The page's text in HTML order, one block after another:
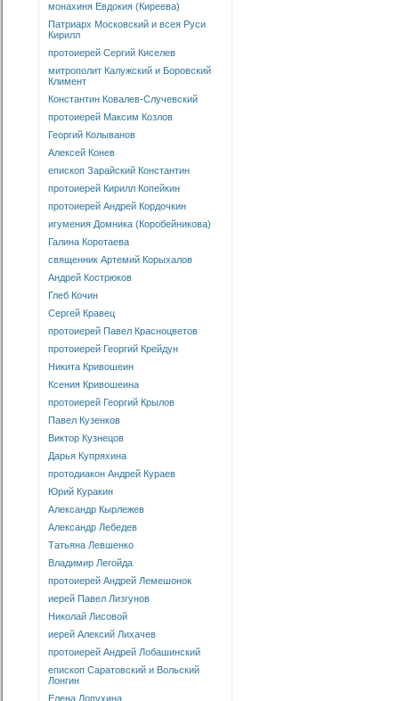
монахиня Евдокия (Киреева)
Патриарх Московский и всея Руси
Кирилл
протоиерей Сергий Киселев
митрополит Калужский и Боровский
Климент
Константин Ковалев-Случевский
протоиерей Максим Козлов
Георгий Колыванов
Алексей Конев
епископ Зарайский Константин
протоиерей Кирилл Копейкин
протоиерей Андрей Кордочкин
игумения Домника (Коробейникова)
Галина Коротаева
священник Артемий Корыхалов
Андрей Кострюков
Глеб Кочин
Сергей Кравец
протоиерей Павел Красноцветов
протоиерей Георгий Крейдун
Никита Кривошеин
Ксения Кривошеина
протоиерей Георгий Крылов
Павел Кузенков
Виктор Кузнецов
Дарья Купряхина
протодиакон Андрей Кураев
Юрий Куракин
Александр Кырлежев
Александр Лебедев
Татьяна Левшенко
Владимир Легойда
протоиерей Андрей Лемешонок
иерей Павел Лизгунов
Николай Лисовой
иерей Алексий Лихачев
протоиерей Андрей Лобашинский
епископ Саратовский и Вольский
Лонгин
Елена Лопухина